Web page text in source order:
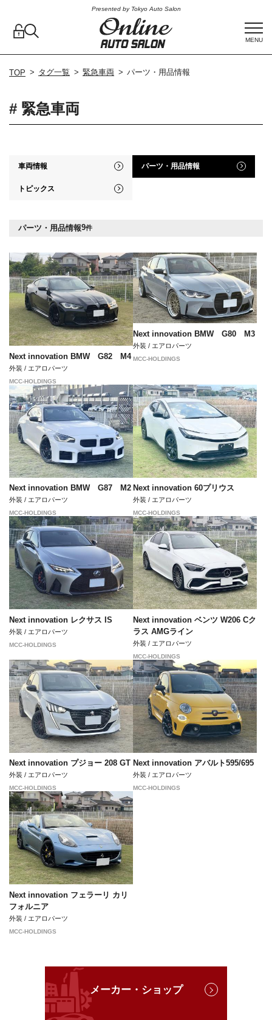
Presented by Tokyo Auto Salon
MENU
TOP タグ一覧 緊急車両 パーツ・用品情報
# 緊急車両
車両情報 パーツ・用品情報
トピックス
パーツ・用品情報9件
Next innovation BMW G82 M4
外装 / エアロパーツ
MCC-HOLDINGS
Next innovation BMW G80 M3
外装 / エアロパーツ
MCC-HOLDINGS
Next innovation BMW G87 M2
外装 / エアロパーツ
MCC-HOLDINGS
Next innovation 60プリウス
外装 / エアロパーツ
MCC-HOLDINGS
Next innovation レクサス IS
外装 / エアロパーツ
MCC-HOLDINGS
Next innovation ベンツ W206 Cク
ラス AMGライン
外装 / エアロパーツ
MCC-HOLDINGS
Next innovation プジョー 208 GT
外装 / エアロパーツ
MCC-HOLDINGS
Next innovation アバルト595/695
外装 / エアロパーツ
MCC-HOLDINGS
Next innovation フェラーリ カリ
フォルニア
外装 / エアロパーツ
MCC-HOLDINGS
メーカー・ショップ